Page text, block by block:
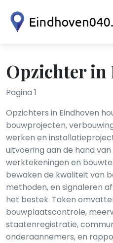
Opzichter in
Pagina 1
Opzichters in Eindhoven
bouwprojecten,
werken en
uitvoering aan de hand
werktekeningen en
bewaken de kwaliteit van
methoden, en signaleren
het bestek. Taken
bouwplaatscontrole,
staatenregistratie,
onderaannemers, en